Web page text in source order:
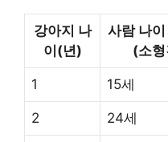
강아지 나
이(년)
사람 나
(소
1 15세
2 24세